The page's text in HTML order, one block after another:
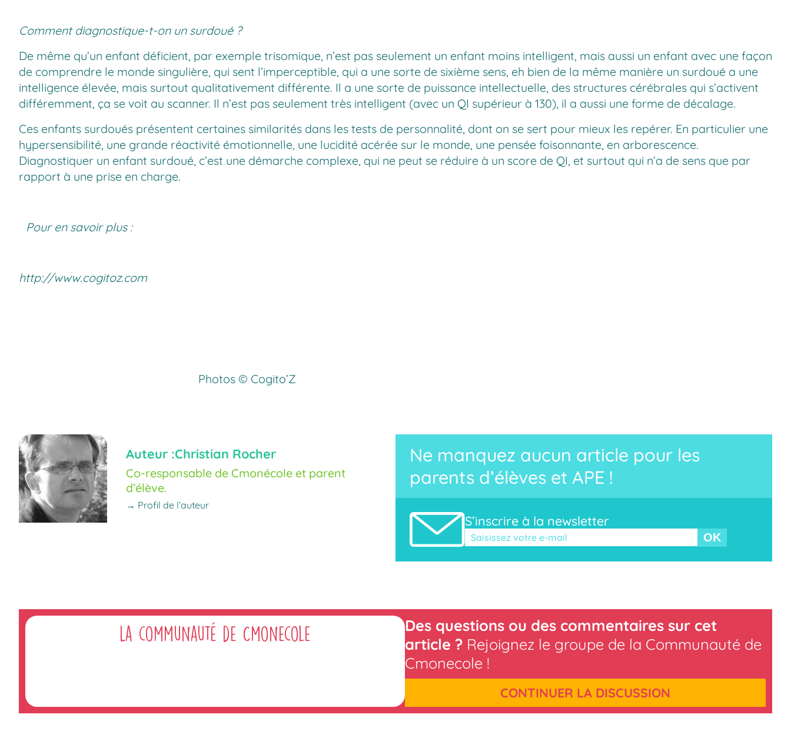
Comment diagnostique-t-on un surdoué ?
De même qu’un enfant déficient, par exemple trisomique, n’est pas seulement un enfant moins intelligent, mais aussi un enfant avec une façon
de comprendre le monde singulière, qui sent l’imperceptible, qui a une sorte de sixième sens, eh bien de la même manière un surdoué a une
intelligence élevée, mais surtout qualitativement différente. Il a une sorte de puissance intellectuelle, des structures cérébrales qui s’activent
différemment, ça se voit au scanner. Il n’est pas seulement très intelligent (avec un QI supérieur à 130), il a aussi une forme de décalage.
Ces enfants surdoués présentent certaines similarités dans les tests de personnalité, dont on se sert pour mieux les repérer. En particulier une
hypersensibilité, une grande réactivité émotionnelle, une lucidité acérée sur le monde, une pensée foisonnante, en arborescence.
Diagnostiquer un enfant surdoué, c’est une démarche complexe, qui ne peut se réduire à un score de QI, et surtout qui n’a de sens que par
rapport à une prise en charge.
Pour en savoir plus :
http://www.cogitoz.com
Photos © Cogito’Z
Auteur :Christian Rocher
Co-responsable de Cmonécole et parent
d’élève.
→ Profil de l’auteur
Ne manquez aucun article pour les
parents d’élèves et APE !
S’inscrire à la newsletter
La communauté de Cmonecole
Des questions ou des commentaires sur cet
article ? Rejoignez le groupe de la Communauté de
Cmonecole !
CONTINUER LA DISCUSSION